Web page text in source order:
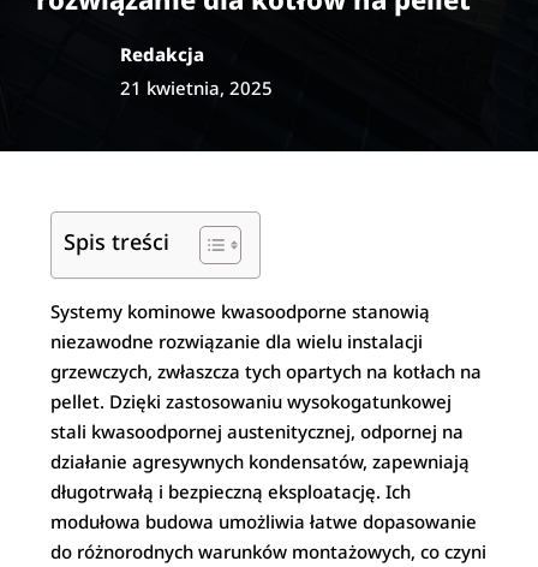
Redakcja
21 kwietnia, 2025
Spis treści
Systemy kominowe kwasoodporne stanowią
niezawodne rozwiązanie dla wielu instalacji
grzewczych, zwłaszcza tych opartych na kotłach na
pellet. Dzięki zastosowaniu wysokogatunkowej
stali kwasoodpornej austenitycznej, odpornej na
działanie agresywnych kondensatów, zapewniają
długotrwałą i bezpieczną eksploatację. Ich
modułowa budowa umożliwia łatwe dopasowanie
do różnorodnych warunków montażowych, co czyni